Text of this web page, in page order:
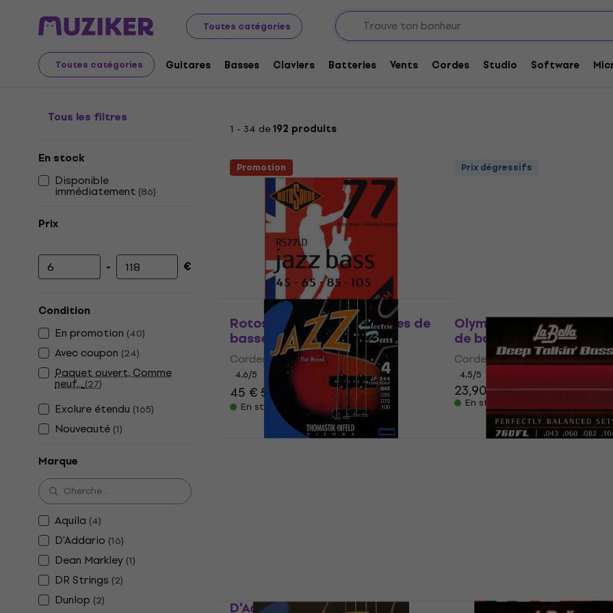
Toutes catégories
Toutes catégories Guitares Basses Claviers Batteries Vents Cordes Studio Software
Instruments de musique Basses Cordes de basses Cordes de Basses Electriques Filets Plat
Cordes de Basses Electriques Filets Plat
Tous les filtres
En stock
Disponible
immédiatement (86)
Prix
Prix minimum
- Prix maximum
€
Condition
En promotion (40)
Avec coupon (24)
Paquet ouvert, Comme
neuf...(27)
Exclure étendu (165)
Nouveauté (1)
Marque
Aquila (4)
D'Addario (16)
Dean Markley (1)
DR Strings (2)
Dunlop (2)
1 - 34 de192 produits
Promotion
Rotosound RS 77 LD Cordes de
basses
Cordes de basses
4,6/5
45 €53,90 €
- 17 %
En stock
Prix dégressifs
Olympia PF-B45100/FW
de basses
Cordes de basses
4,5/5
23,90 €
En stock
Thomastik JF344 Cordes de
D'Addario ECB81 Cordes de